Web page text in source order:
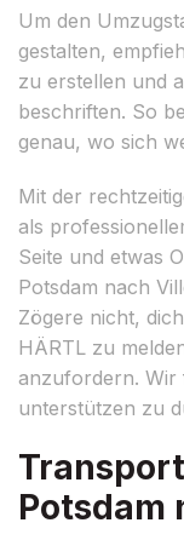
Um den
gestalten,
zu erstellen und
beschriften. So
genau, wo sich
Mit der
als
Seite und etwas
Potsdam nach
Zögere nicht,
HÄRTL zu
anzufordern. Wir
unterstützen zu
Potsdam